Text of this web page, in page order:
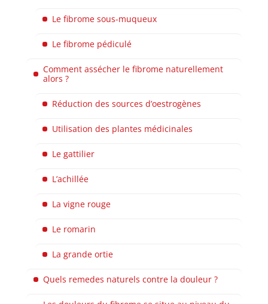
Le fibrome sous-muqueux
Le fibrome pédiculé
Comment assécher le fibrome naturellement
alors ?
Réduction des sources d’oestrogènes
Utilisation des plantes médicinales
Le gattilier
L’achillée
La vigne rouge
Le romarin
La grande ortie
Quels remedes naturels contre la douleur ?